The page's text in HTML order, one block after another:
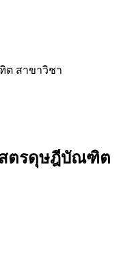
ต สาขาวิชา
สตรดุษฎีบัณฑิต